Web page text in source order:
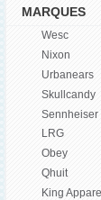
MARQUES
Wesc
Nixon
Urbanears
Skullcandy
Sennheiser
LRG
Obey
Qhuit
King